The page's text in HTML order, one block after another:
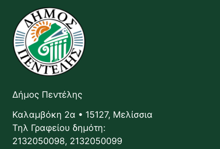
Δήμος Πεντέλης
Καλαμβόκη 2α • 15127, Μελίσσια
Τηλ Γραφείου δημότη:
2132050098, 2132050099